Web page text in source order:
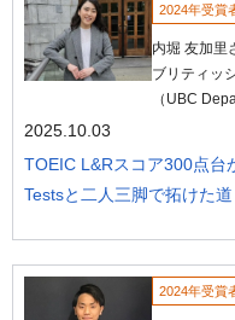
2024年受賞
内堀 友加里
ブリティッ
（UBC
2025.10.03
TOEIC L&Rスコア300点
Testsと二人三脚で拓けた道
2024年受賞